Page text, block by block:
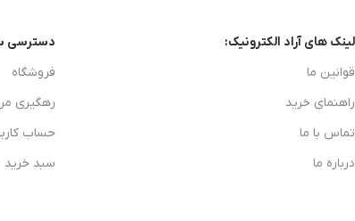
لینک های آراد الکترونیک:
قوانین ما
راهنمای خرید
تماس با ما
درباره ما
دسترسی
فروشگاه
رهگیری
حساب
سبد خرید